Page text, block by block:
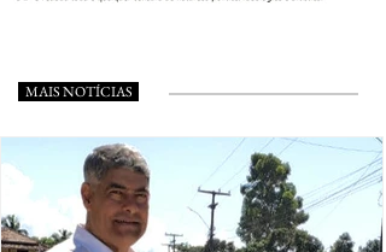
MAIS NOTÍCIAS